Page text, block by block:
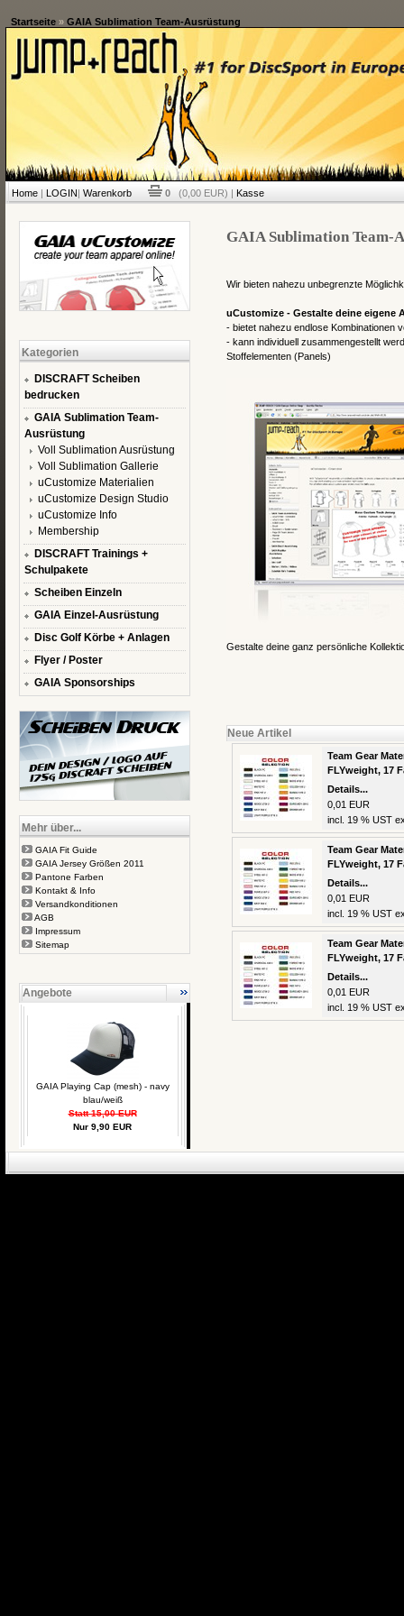
Startseite» GAIA Sublimation Team-Ausrüstung
Home| LOGIN| Warenkorb 0 (0,00 EUR) | Kasse
Kategorien
DISCRAFT Scheiben
bedrucken
GAIA Sublimation Team-
Ausrüstung
Voll Sublimation Ausrüstung
Voll Sublimation Gallerie
uCustomize Materialien
uCustomize Design Studio
uCustomize Info
Membership
DISCRAFT Trainings +
Schulpakete
Scheiben Einzeln
GAIA Einzel-Ausrüstung
Disc Golf Körbe + Anlagen
Flyer / Poster
GAIA Sponsorships
Mehr über...
GAIA Fit Guide
GAIA Jersey Größen 2011
Pantone Farben
Kontakt & Info
Versandkonditionen
AGB
Impressum
Sitemap
Angebote
GAIA Playing Cap (mesh) - navy
blau/weiß
Statt 15,00 EUR
Nur 9,90 EUR
GAIA Sublimation Team-
Wir bieten nahezu unbegrenzte
uCustomize - Gestalte deine eigene
- bietet nahezu endlose Kombinationen
- kann individuell zusammengestellt
Stoffelementen (Panels)
Gestalte deine ganz persönliche
Neue Artikel
Team Gear
FLYweight, 17
Details...
0,01 EUR
incl. 19 % UST
Team Gear
FLYweight, 17
Details...
0,01 EUR
incl. 19 % UST
Team Gear
FLYweight, 17
Details...
0,01 EUR
incl. 19 % UST